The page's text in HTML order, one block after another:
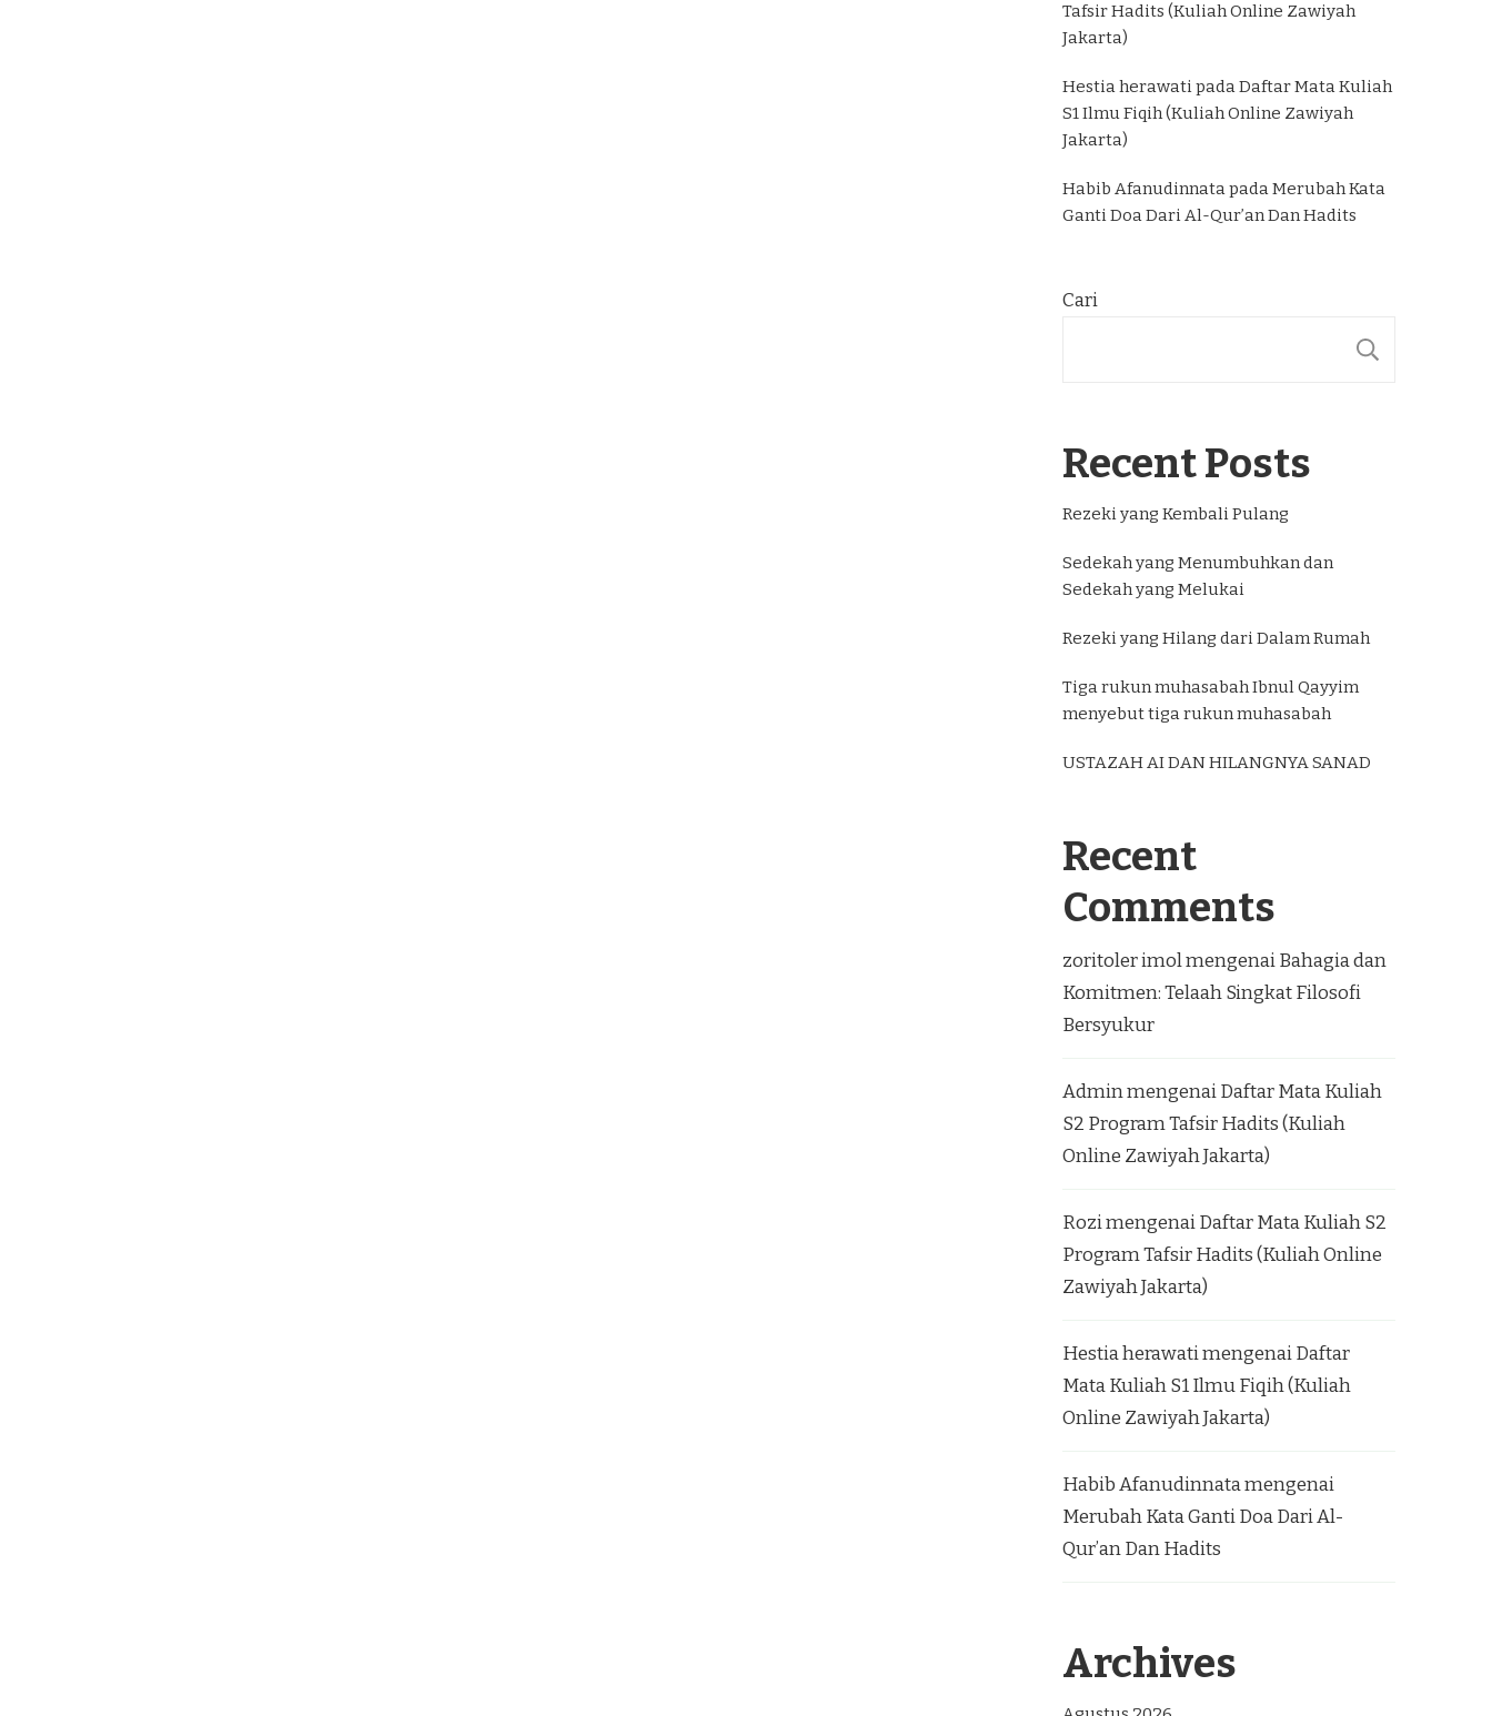
Tafsir Hadits (Kuliah Online Zawiyah
Jakarta)
Hestia herawatipadaDaftar Mata Kuliah
S1 Ilmu Fiqih (Kuliah Online Zawiyah
Jakarta)
Habib AfanudinnatapadaMerubah Kata
Ganti Doa Dari Al-Qur’an Dan Hadits
Cari
Recent Posts
Rezeki yang Kembali Pulang
Sedekah yang Menumbuhkan dan
Sedekah yang Melukai
Rezeki yang Hilang dari Dalam Rumah
Tiga rukun muhasabah Ibnul Qayyim
menyebut tiga rukun muhasabah
USTAZAH AI DAN HILANGNYA SANAD
Recent
Comments
zoritoler imolmengenaiBahagia dan
Komitmen: Telaah Singkat Filosofi
Bersyukur
AdminmengenaiDaftar Mata Kuliah
S2 Program Tafsir Hadits (Kuliah
Online Zawiyah Jakarta)
RozimengenaiDaftar Mata Kuliah S2
Program Tafsir Hadits (Kuliah Online
Zawiyah Jakarta)
Hestia herawatimengenaiDaftar
Mata Kuliah S1 Ilmu Fiqih (Kuliah
Online Zawiyah Jakarta)
Habib Afanudinnatamengenai
Merubah Kata Ganti Doa Dari Al-
Qur’an Dan Hadits
Archives